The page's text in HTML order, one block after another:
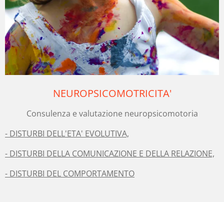
NEUROPSICOMOTRICITA'
Consulenza e valutazione neuropsicomotoria
- DISTURBI DELL'ETA' EVOLUTIVA,
- DISTURBI DELLA COMUNICAZIONE E DELLA RELAZIONE,
- DISTURBI DEL COMPORTAMENTO